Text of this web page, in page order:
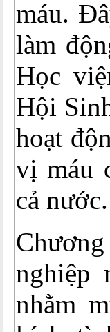
máu.
làm
Học
Hội
hoạt
vị máu
cả nước.
nghiệp
nhằm